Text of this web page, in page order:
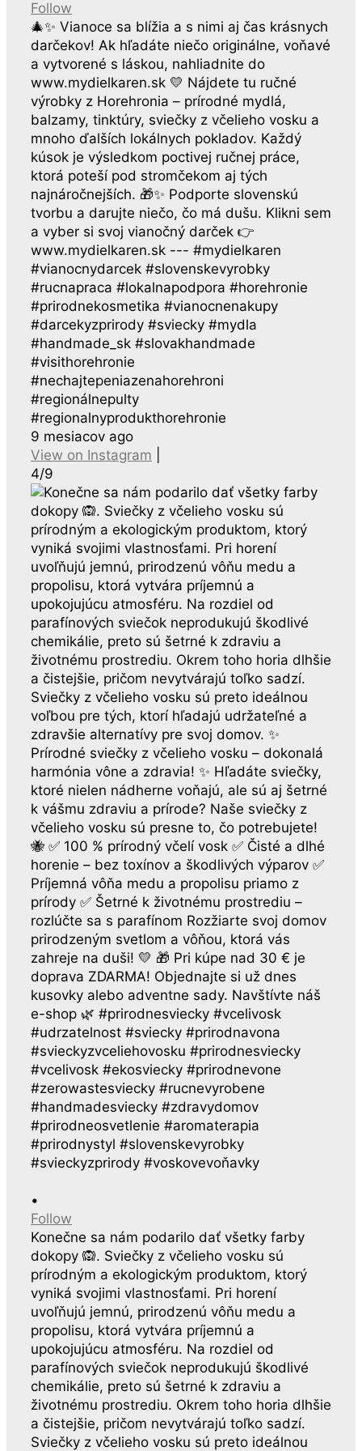
Follow
🎄✨ Vianoce sa blížia a s nimi aj čas krásnych
darčekov! Ak hľadáte niečo originálne, voňavé
a vytvorené s láskou, nahliadnite do
www.mydielkaren.sk 💛 Nájdete tu ručné
výrobky z Horehronia – prírodné mydlá,
balzamy, tinktúry, sviečky z včelieho vosku a
mnoho ďalších lokálnych pokladov. Každý
kúsok je výsledkom poctivej ručnej práce,
ktorá poteší pod stromčekom aj tých
najnáročnejších. 🎁✨ Podporte slovenskú
tvorbu a darujte niečo, čo má dušu. Klikni sem
a vyber si svoj vianočný darček 👉
www.mydielkaren.sk --- #mydielkaren
#vianocnydarcek #slovenskevyrobky
#rucnapraca #lokalnapodpora #horehronie
#prirodnekosmetika #vianocnenakupy
#darcekyzprirody #sviecky #mydla
#handmade_sk #slovakhandmade
#visithorehronie
#nechajtepeniazenahorehroni
#regionálnepulty
#regionalnyprodukthorehronie
9 mesiacov ago
View on Instagram
4/9
•
Follow
Konečne sa nám podarilo dať všetky farby
dokopy 🙉. Sviečky z včelieho vosku sú
prírodným a ekologickým produktom, ktorý
vyniká svojimi vlastnosťami. Pri horení
uvoľňujú jemnú, prirodzenú vôňu medu a
propolisu, ktorá vytvára príjemnú a
upokojujúcu atmosféru. Na rozdiel od
parafínových sviečok neprodukujú škodlivé
chemikálie, preto sú šetrné k zdraviu a
životnému prostrediu. Okrem toho horia dlhšie
a čistejšie, pričom nevytvárajú toľko sadzí.
Sviečky z včelieho vosku sú preto ideálnou